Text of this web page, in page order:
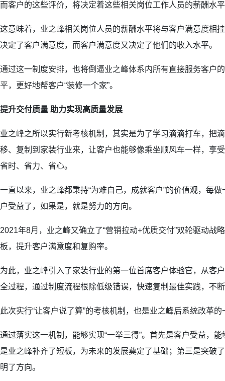
而客户的这些评价，将决定着这些相关岗位工作人员的薪酬水
这意味着，业之峰相关岗位人员的薪酬水平将与客户满意度相
决定了客户满意度，而客户满意度又决定了他们的收入水平。
通过这一制度安排，也将倒逼业之峰体系内所有直接服务客户
平，更好地帮客户“装修一个家”。
提升交付质量 助力实现高质量发展
业之峰之所以实行新考核机制，其实是为了学习滴滴打车，把
移、复制到家装行业来，让客户也能够像乘坐顺风车一样，享
省时、省力、省心。
一直以来，业之峰都秉持“为难自己，成就客户”的价值观，每
户受益了，如果是，就是努力的方向。
2021年8月，业之峰又确立了“营销拉动+优质交付”双轮驱动战
板，提升客户满意度和复购率。
为此，业之峰引入了家装行业的第一位首席客户体验官，从客
全过程，通过制度流程根除低级错误，快速复制最佳实践，不
此次实行“让客户说了算”的考核机制，也是业之峰后系统改革的
通过落实这一机制，能够实现“一举三得”。首先是客户受益，
是业之峰补齐了短板，为未来的发展奠定了基础；第三是突破
明了方向。